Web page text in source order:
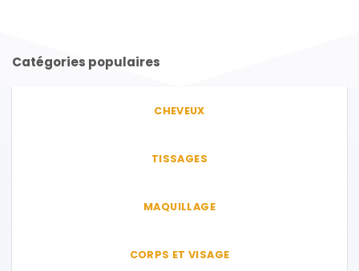
Catégories populaires
CHEVEUX
TISSAGES
MAQUILLAGE
CORPS ET VISAGE